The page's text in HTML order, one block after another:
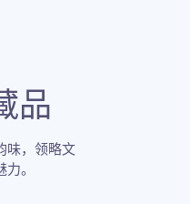
品
味，领略文
。